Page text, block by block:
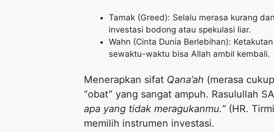
Tamak (Greed): Selalu merasa kurang
investasi bodong atau spekulasi liar.
Wahn (Cinta Dunia Berlebihan):
sewaktu-waktu bisa Allah ambil kembali.
Menerapkan sifat Qana’ah (merasa
“obat” yang sangat ampuh. Rasulullah
apa yang tidak meragukanmu.” (HR.
memilih instrumen investasi.